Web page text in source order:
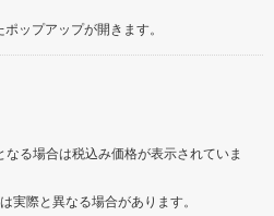
ップアップが開きます。
る場合は税込み価格が表示されていま
実際と異なる場合があります。